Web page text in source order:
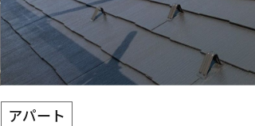
アパート